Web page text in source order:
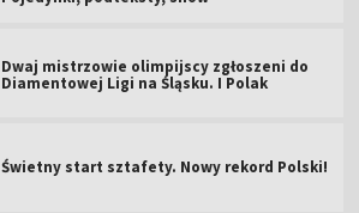
Dwaj mistrzowie olimpijscy zgłoszeni do
Diamentowej Ligi na Śląsku. I Polak
Świetny start sztafety. Nowy rekord Polski!